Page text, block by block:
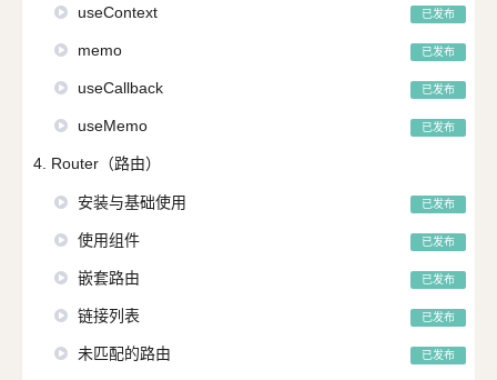
useContext 已发布
memo 已发布
useCallback 已发布
useMemo 已发布
4. Router（路由）
安装与基础使用 已发布
使用组件 已发布
嵌套路由 已发布
链接列表 已发布
未匹配的路由 已发布